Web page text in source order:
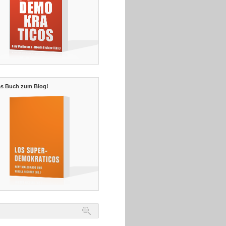
Buch zum Blog!